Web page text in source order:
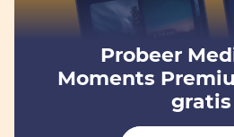
Probeer
Moments
gratis